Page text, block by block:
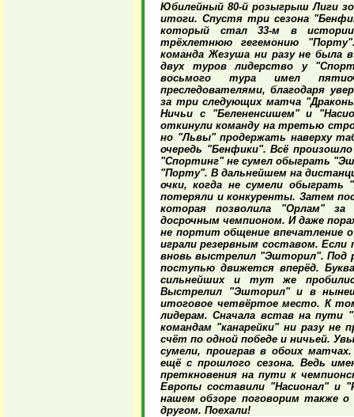
Юбилейный 80-й розыгрыш Лиги
итоги. Спустя три сезона
который стал 33-м в
трёхлетнюю гегемонию
команда Жезуша ни разу не была
двух туров лидерство у
восьмого тура имел
преследователями, благодаря
за три следующих матча
Ничьи с "Белененсишем" и
откинули команду на третью
но "Львы" продержать наверху
очередь "Бенфики". Всё
"Спортинг" не сумел обыграть
"Порту". В дальнейшем на
очки, когда не сумели
потеряли и конкуренты. Затем
которая позволила "Орлам"
досрочным чемпионом. И даже
не портит общение впечатление
играли резервным составом. Если
вновь выстрелил "Эшторил". Под
поступью движется вперёд.
сильнейших и тут же
Выстрелил "Эшторил" и в
итоговое четвёртое место. К
лидерам. Сначала встав на
командам "канарейки" ни разу не
счёт по одной победе и ничьей.
сумели, проиграв в обоих
ещё с прошлого сезона. Ведь
преткновения на пути к
Европы составили "Насионал" и
нашем обзоре поговорим также о
другом. Поехали!